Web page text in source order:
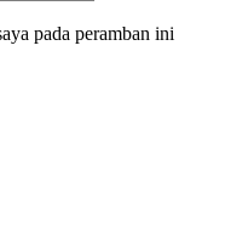
pada peramban ini